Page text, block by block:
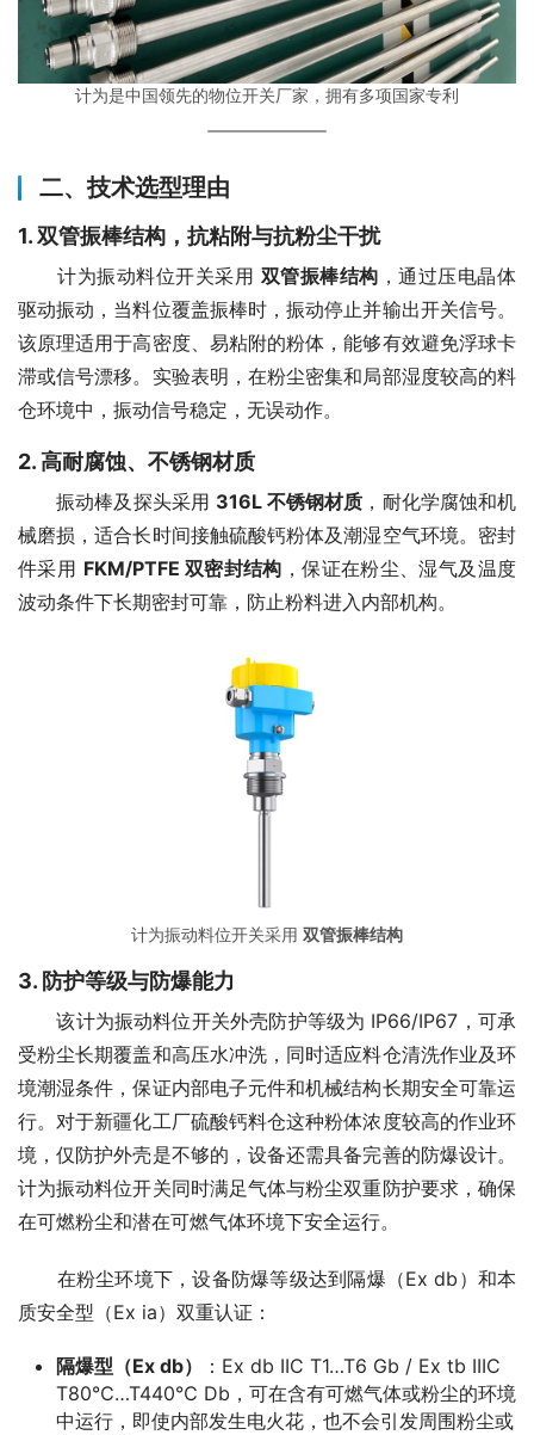
计为是中国领先的物位开关厂家，拥有多项国家专利
二、技术选型理由
1. 双管振棒结构，抗粘附与抗粉尘干扰
计为振动料位开关采用 双管振棒结构 ，通过压电晶体
驱动振动，当料位覆盖振棒时，振动停止并输出开关信号。
该原理适用于高密度、易粘附的粉体，能够有效避免浮球卡
滞或信号漂移。实验表明，在粉尘密集和局部湿度较高的料
仓环境中，振动信号稳定，无误动作。
2. 高耐腐蚀、不锈钢材质
振动棒及探头采用 316L 不锈钢材质 ，耐化学腐蚀和机
械磨损，适合长时间接触硫酸钙粉体及潮湿空气环境。密封
件采用 FKM/PTFE 双密封结构 ，保证在粉尘、湿气及温度
波动条件下长期密封可靠，防止粉料进入内部机构。
计为振动料位开关采用 双管振棒结构
3. 防护等级与防爆能力
该计为振动料位开关外壳防护等级为 IP66/IP67，可承
受粉尘长期覆盖和高压水冲洗，同时适应料仓清洗作业及环
境潮湿条件，保证内部电子元件和机械结构长期安全可靠运
行。对于新疆化工厂硫酸钙料仓这种粉体浓度较高的作业环
境，仅防护外壳是不够的，设备还需具备完善的防爆设计。
计为振动料位开关同时满足气体与粉尘双重防护要求，确保
在可燃粉尘和潜在可燃气体环境下安全运行。
在粉尘环境下，设备防爆等级达到隔爆（Ex db）和本
质安全型（Ex ia）双重认证：
隔爆型（Ex db）
：Ex db IIC T1…T6 Gb / Ex tb IIIC
T80℃…T440℃ Db，可在含有可燃气体或粉尘的环境
中运行，即使内部发生电火花，也不会引发周围粉尘或